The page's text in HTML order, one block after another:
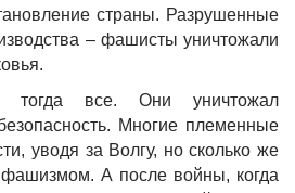
страны. Разрушенные
– фашисты уничтожали
тогда все. Они уничтожал
Многие племенные
уводя за Волгу, но сколько же
А после войны, когда